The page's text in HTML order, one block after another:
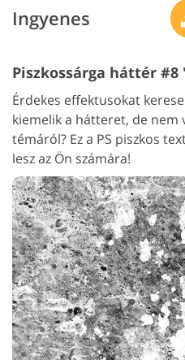
Ingyenes
Piszkossárga háttér
Érdekes effektusokat
kiemelik a hátteret, de nem
témáról? Ez a PS piszkos
lesz az Ön számára!